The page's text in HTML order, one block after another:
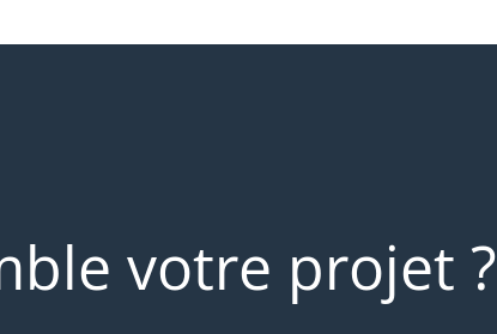
votre projet ?